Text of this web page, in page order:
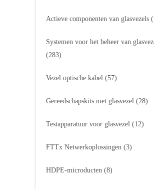
Actieve componenten van glasvezels
Systemen voor het beheer van
(283)
Vezel optische kabel (57)
Gereedschapskits met glasvezel (28)
Testapparatuur voor glasvezel (12)
FTTx Netwerkoplossingen (3)
HDPE-microducten (8)